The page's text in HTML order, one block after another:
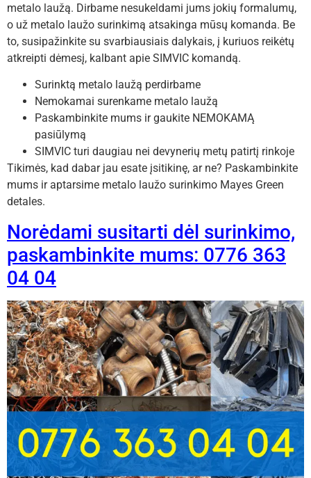
metalo laužą. Dirbame nesukeldami jums jokių formalumų,
o už metalo laužo surinkimą atsakinga mūsų komanda. Be
to, susipažinkite su svarbiausiais dalykais, į kuriuos reikėtų
atkreipti dėmesį, kalbant apie SIMVIC komandą.
Surinktą metalo laužą perdirbame
Nemokamai surenkame metalo laužą
Paskambinkite mums ir gaukite NEMOKAMĄ
pasiūlymą
SIMVIC turi daugiau nei devynerių metų patirtį rinkoje
Tikimės, kad dabar jau esate įsitikinę, ar ne? Paskambinkite
mums ir aptarsime metalo laužo surinkimo Mayes Green
detales.
Norėdami susitarti dėl surinkimo,
paskambinkite mums: 0776 363
04 04